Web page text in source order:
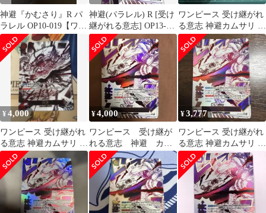
神避『かむさり』R パ
ラレル OP10-019【ワン
ピースカード】
神避(パラレル) R [受け
継がれる意志] OP13-
076 ワンピースカード
ゲーム
ワンピース 受け継がれ
る意志 神避カムサリ R
パラレル OP13-076
¥4,000
ワンピース 受け継がれ
る意志 神避カムサリ R
パラレル OP13-076
¥4,000
ワンピース 受け継が
れる意志 神避 カム
サリ R パラレル
OP13-076
¥3,777
ワンピース 受け継がれ
る意志 神避カムサリ R
パラレル